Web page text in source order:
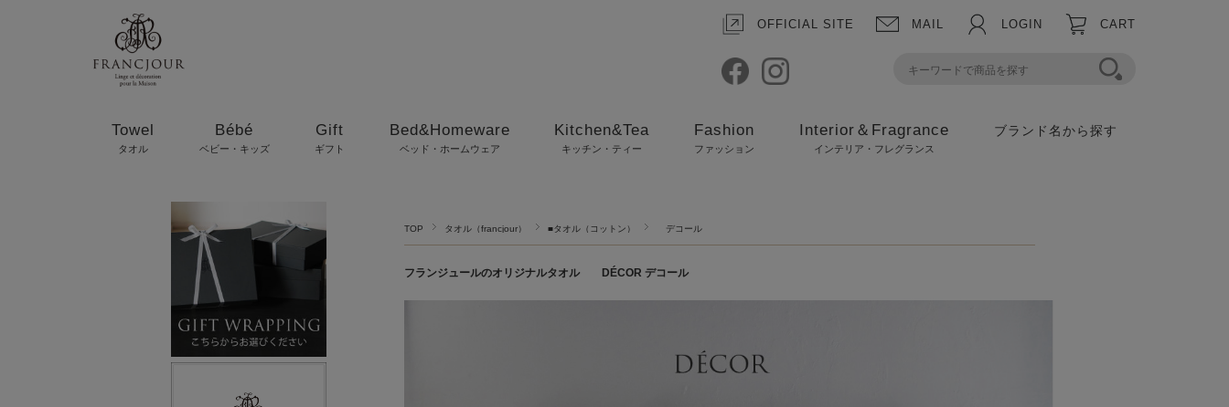
OFFICIAL SITE MAIL LOGIN CART
Towel
タオル
Bébé
ベビー・キッズ
Gift
ギフト
Bed&Homeware
ベッド・ホームウェア
Kitchen&Tea
キッチン・ティー
Fashion
ファッション
Interior＆Fragrance
インテリア・フレグランス
ブランド名から探す
TOP タオル（francjour） ■タオル（コットン） デコール
フランジュールのオリジナルタオル DÉCOR デコール